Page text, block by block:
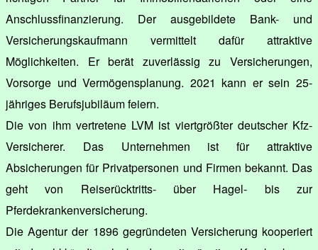
Anschlussfinanzierung. Der ausgebildete Bank- und
Versicherungskaufmann vermittelt dafür attraktive
Möglichkeiten. Er berät zuverlässig zu Versicherungen,
Vorsorge und Vermögensplanung. 2021 kann er sein 25-
jähriges Berufsjubiläum feiern.
Die von ihm vertretene LVM ist viertgrößter deutscher Kfz-
Versicherer. Das Unternehmen ist für attraktive
Absicherungen für Privatpersonen und Firmen bekannt. Das
geht von Reiserücktritts- über Hagel- bis zur
Pferdekrankenversicherung.
Die Agentur der 1896 gegründeten Versicherung kooperiert